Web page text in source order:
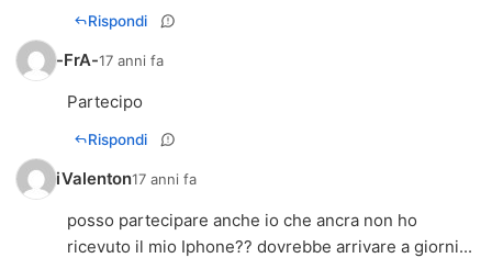
Rispondi
-FrA-17 anni fa
Partecipo
Rispondi
iValenton17 anni fa
posso partecipare anche io che ancra non ho
ricevuto il mio Iphone?? dovrebbe arrivare a giorni...